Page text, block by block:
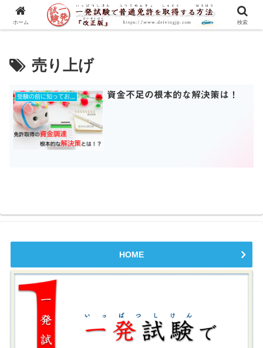
一発試験の流れから合格のコツまで、徹底解説！
売り上げ
受験の前に知っておきたいコト！ 資金不足の根本的な解決策は！
HOME
ホーム 検索